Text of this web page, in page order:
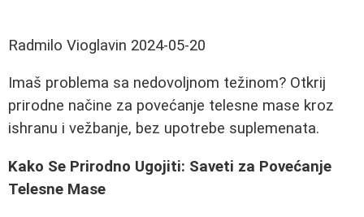
Radmilo Vioglavin 2024-05-20
Imaš problema sa nedovoljnom težinom? Otkrij
prirodne načine za povećanje telesne mase kroz
ishranu i vežbanje, bez upotrebe suplemenata.
Kako Se Prirodno Ugojiti: Saveti za Povećanje
Telesne Mase